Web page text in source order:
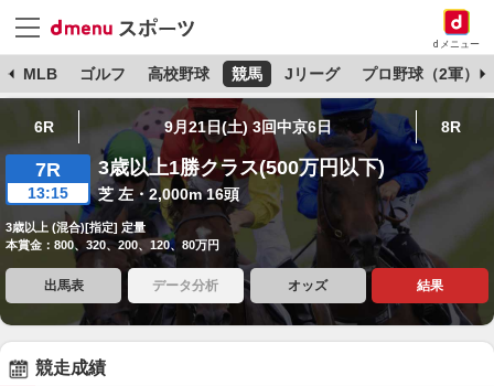
dメニュー
MLB ゴルフ 高校野球 競馬 Jリーグ プロ野球（2軍）
6R 9月21日(土) 3回中京6日 8R
7R
13:15
3歳以上1勝クラス(500万円以下)
芝 左・2,000m 16頭
3歳以上 (混合)[指定] 定量
本賞金：800、320、200、120、80万円
出馬表 データ分析 オッズ 結果
競走成績